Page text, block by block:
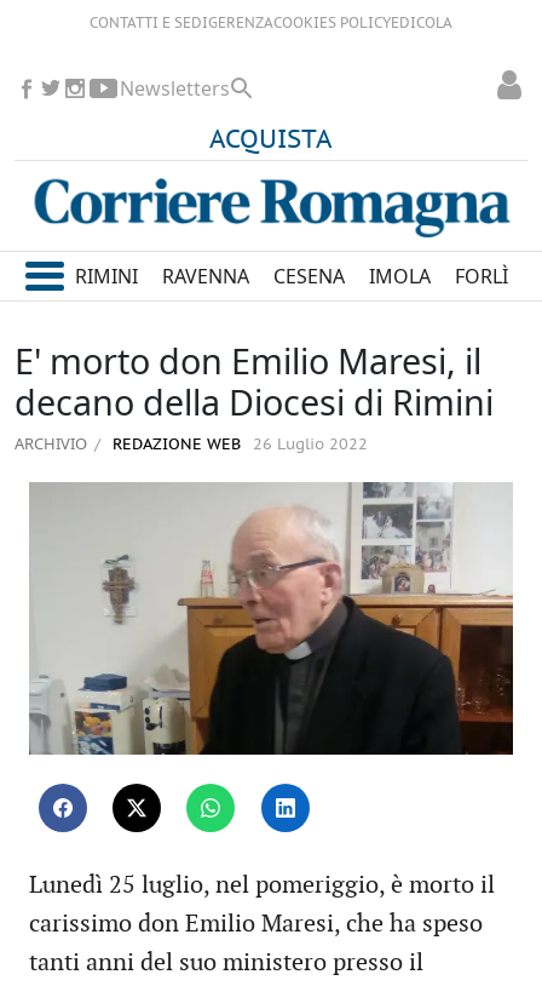
CONTATTI E SEDIGERENZACOOKIES POLICYEDICOLA
ACQUISTA
Newsletters
RIMINI RAVENNA CESENA IMOLA FORLÌ
E' morto don Emilio Maresi, il
decano della Diocesi di Rimini
ARCHIVIO REDAZIONE WEB 26 Luglio 2022
Lunedì 25 luglio, nel pomeriggio, è morto il
carissimo don Emilio Maresi, che ha speso
tanti anni del suo ministero presso il